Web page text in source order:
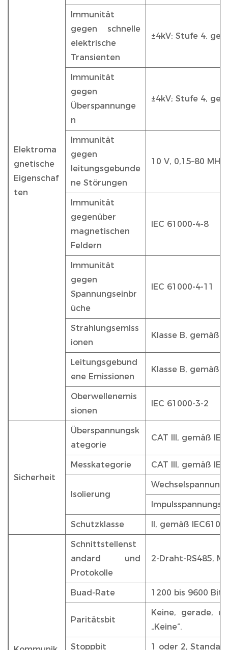
Elektroma
gnetische
Eigenschaf
ten
Immunität
gegen schnelle
elektrische
Transienten
±4kV; Stufe 4,
Immunität
gegen
Überspannunge
n
±4kV; Stufe 4,
Immunität
gegen
leitungsgebunde
ne Störungen
10 V, 0,15–80
Immunität
gegenüber
magnetischen
Feldern
IEC 61000-4-8
Immunität
gegen
Spannungseinbr
üche
IEC 61000-4-11
Strahlungsemiss
ionen
Klasse B, gemäß
Leitungsgebund
ene Emissionen
Klasse B, gemäß
Oberwellenemis
sionen
IEC 61000-3-2
Sicherheit
Überspannungsk
ategorie
CAT III, gemäß
Messkategorie CAT III, gemäß
Isolierung
Schutzklasse II, gemäß
Schnittstellenst
andard und
Protokolle
2-Draht-RS485,
Buad-Rate 1200 bis 9600
Paritätsbit
Keine, gerade,
„Keine“.
Stoppbit 1 oder 2,